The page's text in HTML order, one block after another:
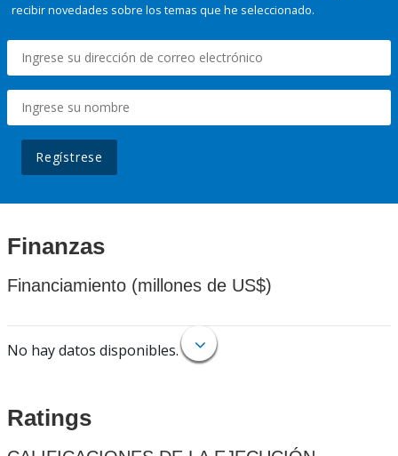
recibir novedades sobre los temas que he seleccionado.
Regístrese
Finanzas
Financiamiento (millones de US$)
No hay datos disponibles.
Ratings